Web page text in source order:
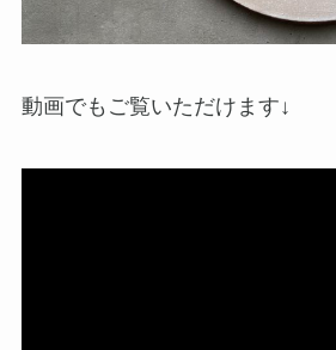
動画でもご覧いただけます↓